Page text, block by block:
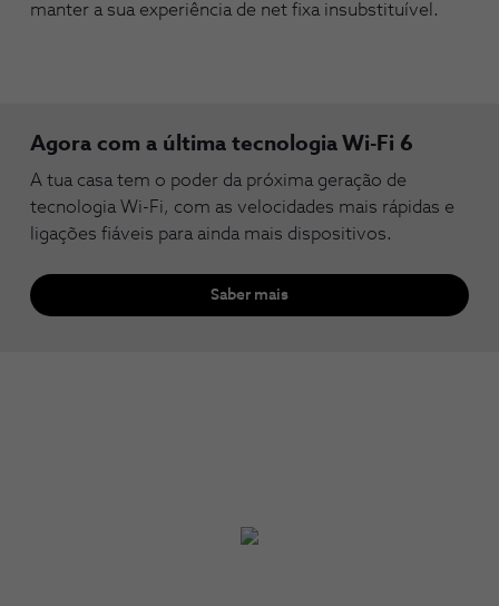
manter a sua experiência de net fixa insubstituível.
Agora com a última tecnologia Wi-Fi 6
A tua casa tem o poder da próxima geração de
tecnologia Wi-Fi, com as velocidades mais rápidas e
ligações fiáveis para ainda mais dispositivos.
Saber mais